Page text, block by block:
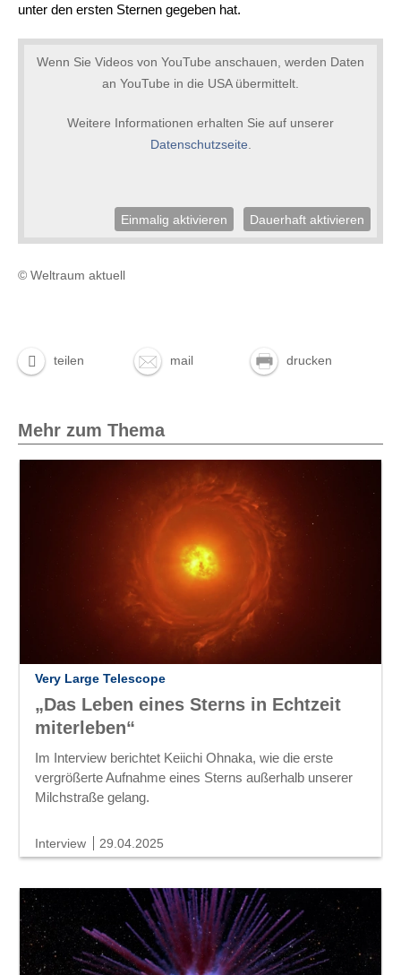
unter den ersten Sternen gegeben hat.
Wenn Sie Videos von YouTube anschauen, werden Daten
an YouTube in die USA übermittelt.
Weitere Informationen erhalten Sie auf unserer
Datenschutzseite
Einmalig aktivieren Dauerhaft aktivieren
© Weltraum aktuell
teilen mail drucken
Mehr zum Thema
Very Large Telescope
„Das Leben eines Sterns in Echtzeit
miterleben“
Im Interview berichtet Keiichi Ohnaka, wie die erste
vergrößerte Aufnahme eines Sterns außerhalb unserer
Milchstraße gelang.
Interview 29.04.2025